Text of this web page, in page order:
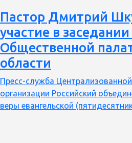
роль
и
Пастор Дмитрий
участие в
Общественной
области
Пресс-служба
организации Российский
веры евангельской